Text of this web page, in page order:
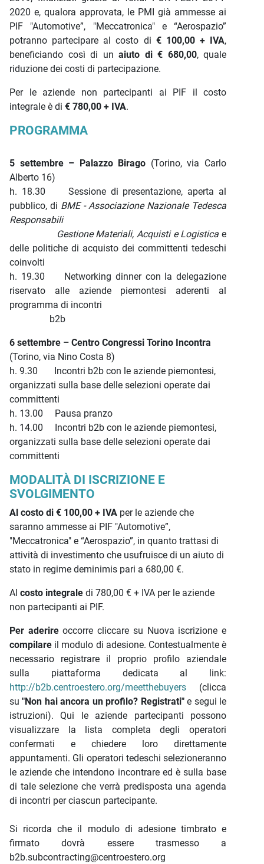
2020 e, qualora approvata, le PMI già ammesse ai
PIF "Automotive”, "Meccatronica" e “Aerospazio”
potranno partecipare al costo di € 100,00 + IVA,
beneficiando così di un aiuto di € 680,00, quale
riduzione dei costi di partecipazione.
Per le aziende non partecipanti ai PIF il costo
integrale è di € 780,00 + IVA.
PROGRAMMA
5 settembre – Palazzo Birago (Torino, via Carlo
Alberto 16)
h. 18.30 Sessione di presentazione, aperta al
pubblico, di BME - Associazione Nazionale Tedesca
Responsabili
Gestione Materiali, Acquisti e Logistica e
delle politiche di acquisto dei committenti tedeschi
coinvolti
h. 19.30 Networking dinner con la delegazione
riservato alle aziende piemontesi aderenti al
programma di incontri
b2b
6 settembre – Centro Congressi Torino Incontra
(Torino, via Nino Costa 8)
h. 9.30 Incontri b2b con le aziende piemontesi,
organizzati sulla base delle selezioni operate dai
committenti
h. 13.00 Pausa pranzo
h. 14.00 Incontri b2b con le aziende piemontesi,
organizzati sulla base delle selezioni operate dai
committenti
MODALITÀ DI ISCRIZIONE E
SVOLGIMENTO
Al costo di € 100,00 + IVA per le aziende che
saranno ammesse ai PIF "Automotive”,
"Meccatronica" e “Aerospazio”, in quanto trattasi di
attività di investimento che usufruisce di un aiuto di
stato in regime deminimis pari a 680,00 €.
Al costo integrale di 780,00 € + IVA per le aziende
non partecipanti ai PIF.
Per aderireoccorre cliccare su Nuova iscrizione e
compilare il modulo di adesione. Contestualmente è
necessario registrare il proprio profilo aziendale
sulla piattaforma dedicata al link:
http://b2b.centroestero.org/meetthebuyers (clicca
su"Non hai ancora un profilo? Registrati"e segui le
istruzioni). Qui le aziende partecipanti possono
visualizzare la lista completa degli operatori
confermati e chiedere loro direttamente
appuntamenti. Gli operatori tedeschi selezioneranno
le aziende che intendono incontrare ed è sulla base
di tale selezione che verrà predisposta una agenda
di incontri per ciascun partecipante.
Si ricorda che il modulo di adesione timbrato e
firmato dovrà essere trasmesso a
b2b.subcontracting@centroestero.org